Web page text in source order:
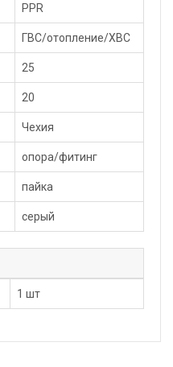
PPR
ГВС/отопление/ХВС
25
20
Чехия
опора/фитинг
пайка
серый
1 шт